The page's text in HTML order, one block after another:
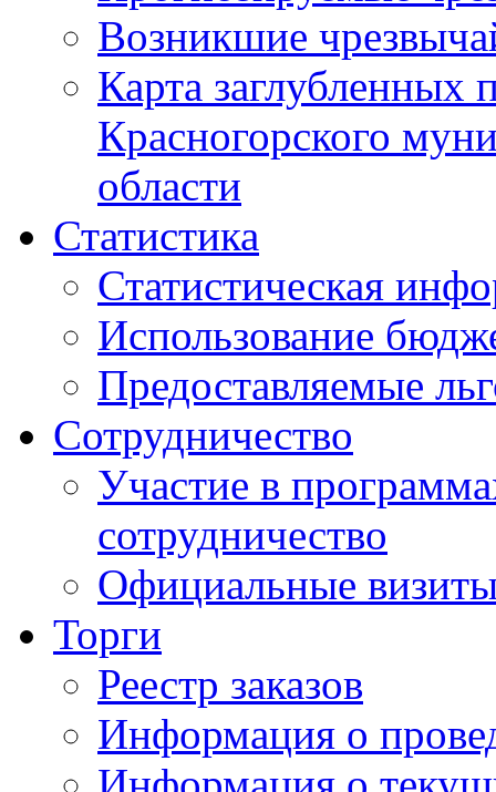
Возникшие
Карта
Красногорского
области
Статистика
Статистическая
Использование
Предоставляемые
Сотрудничество
Участие в
сотрудничество
Официальные
Торги
Реестр заказов
Информация о